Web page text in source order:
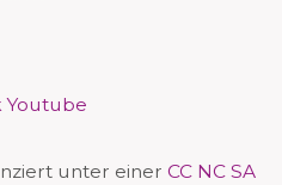
Youtube
unter einer CC NC SA